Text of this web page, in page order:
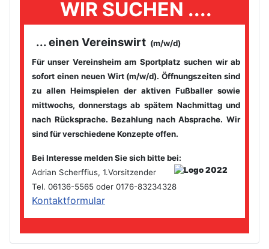
WIR SUCHEN ....
... einen Vereinswirt (m/w/d)
Für unser Vereinsheim am Sportplatz suchen wir ab
sofort einen neuen Wirt (m/w/d). Öffnungszeiten sind
zu allen Heimspielen der aktiven Fußballer sowie
mittwochs, donnerstags ab spätem Nachmittag und
nach Rücksprache. Bezahlung nach Absprache. Wir
sind für verschiedene Konzepte offen.
Bei Interesse melden Sie sich bitte bei:
Adrian Scherffius, 1.Vorsitzender
Tel. 06136-5565 oder 0176-83234328
Kontaktformular